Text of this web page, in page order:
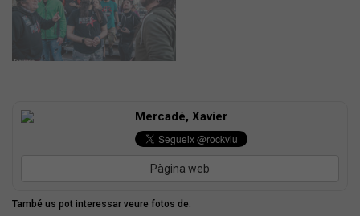
Mercadé, Xavier
Pàgina web
També us pot interessar veure fotos de: